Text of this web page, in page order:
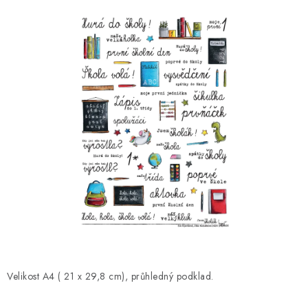
FOTORECENZE
MOJE OBJEDNÁVKA
Kontakty Moje objednávka
Oblíbené ♥️
Hodnocení obchodu
Obchodní podmínky
Podmínky ochrany osobních údajů
Ověřování recenzí
Velikost A4 ( 21 x 29,8 cm), průhledný podklad.